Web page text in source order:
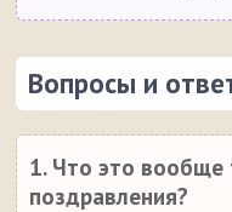
Вопросы и
1. Что это вообще
поздравления?